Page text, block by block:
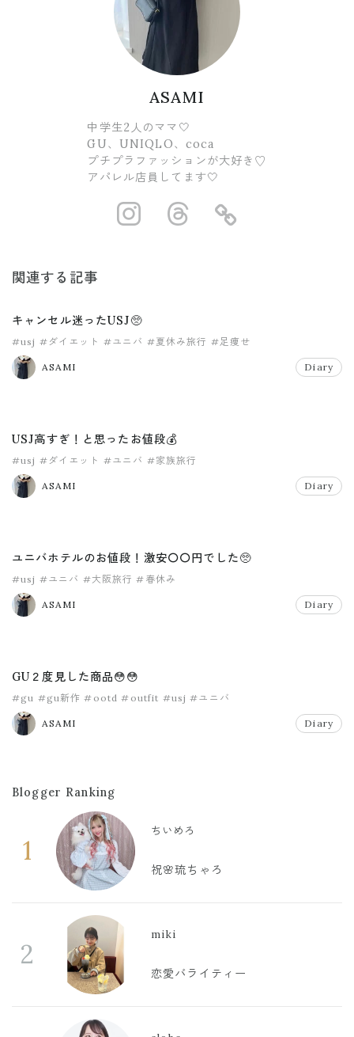
ASAMI
中学生2人のママ🤍
GU、UNIQLO、coca
プチプラファッションが大好き♡
アパレル店員してます🤍
https://https://
関連する記事
キャンセル迷ったUSJ🥺
#usj #ダイエット #ユニバ #夏休み旅行 #足痩せ
ASAMI Diary
USJ高すぎ！と思ったお値段💰
#usj #ダイエット #ユニバ #家族旅行
ASAMI Diary
ユニバホテルのお値段！激安〇〇円でした🥺
#usj #ユニバ #大阪旅行 #春休み
ASAMI Diary
GU２度見した商品😳😳
#gu #gu新作 #ootd #outfit #usj #ユニバ
ASAMI Diary
Blogger Ranking
1
ちいめろ
祝🌸琉ちゃろ
2
miki
恋愛バライティー